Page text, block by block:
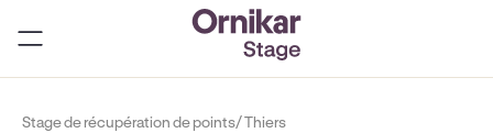
Stage de récupération de points/ Thiers